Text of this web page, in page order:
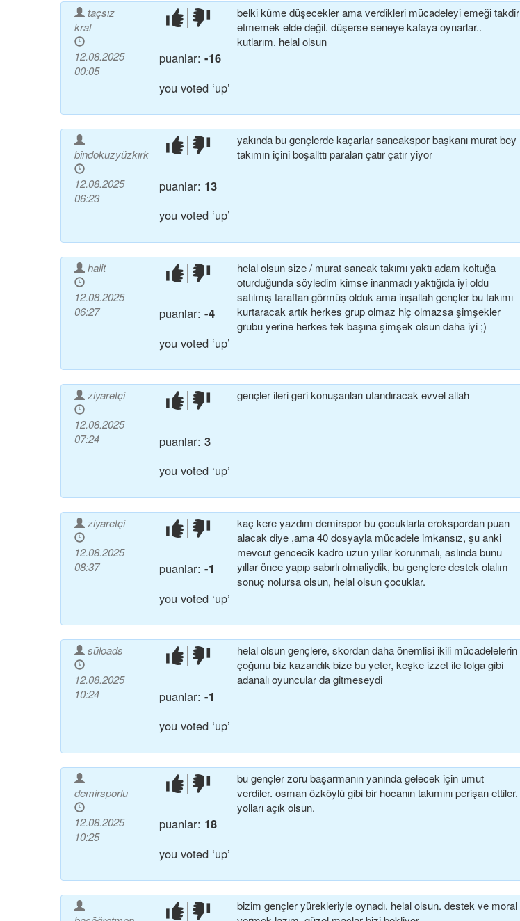
taçsız
kral
12.08.2025
00:05
beğendim!beğenmedim!
puanlar:-16
you voted ‘up’
belki küme düşecekler ama verdikleri mücadeleyi emeği takdir
etmemek elde değil. düşerse seneye kafaya oynarlar..
kutlarım. helal olsun
bindokuzyüzkırk
12.08.2025
06:23
beğendim!beğenmedim!
puanlar: 13
you voted ‘up’
yakında bu gençlerde kaçarlar sancakspor başkanı murat bey
takımın içini boşallttı paraları çatır çatır yiyor
halit
12.08.2025
06:27
beğendim!beğenmedim!
puanlar:-4
you voted ‘up’
helal olsun size / murat sancak takımı yaktı adam koltuğa
oturduğunda söyledim kimse inanmadı yaktığıda iyi oldu
satılmış taraftarı görmüş olduk ama inşallah gençler bu takımı
kurtaracak artık herkes grup olmaz hiç olmazsa şimşekler
grubu yerine herkes tek başına şimşek olsun daha iyi ;)
ziyaretçi
12.08.2025
07:24
beğendim!beğenmedim!
puanlar:3
you voted ‘up’
gençler ileri geri konuşanları utandıracak evvel allah
ziyaretçi
12.08.2025
08:37
beğendim!beğenmedim!
puanlar:-1
you voted ‘up’
kaç kere yazdım demirspor bu çocuklarla erokspordan puan
alacak diye ,ama 40 dosyayla mücadele imkansız, şu anki
mevcut gencecik kadro uzun yıllar korunmalı, aslında bunu
yıllar önce yapıp sabırlı olmaliydik, bu gençlere destek olalım
sonuç nolursa olsun, helal olsun çocuklar.
süloads
12.08.2025
10:24
beğendim!beğenmedim!
puanlar:-1
you voted ‘up’
helal olsun gençlere, skordan daha önemlisi ikili mücadelelerin
çoğunu biz kazandık bize bu yeter, keşke izzet ile tolga gibi
adanalı oyuncular da gitmeseydi
demirsporlu
12.08.2025
10:25
beğendim!beğenmedim!
puanlar: 18
you voted ‘up’
bu gençler zoru başarmanın yanında gelecek için umut
verdiler. osman özköylü gibi bir hocanın takımını perişan ettiler.
yolları açık olsun.
beğendim!beğenmedim!bizim gençler yürekleriyle oynadı. helal olsun. destek ve moral